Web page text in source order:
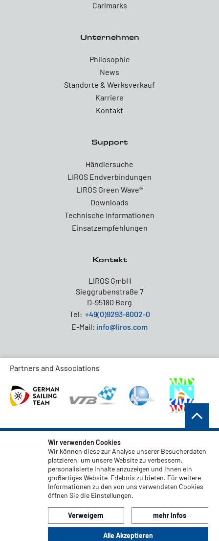
Carlmarks
Unternehmen
Philosophie
News
Standorte & Werksverkauf
Karriere
Kontakt
Support
Händlersuche
LIROS Endverbindungen
LIROS Green Wave®
Downloads
Technische Informationen
Einsatzempfehlungen
Kontakt
LIROS GmbH
Sieggrubenstraße 7
D-95180 Berg
Tel: +49(0)9293-8002-0
E-Mail: info@liros.com
Partners and Associations
AGB
Datenschutz
Haftungsauschluss
Impressum
Code of Conduct
Wir verwenden Cookies
Wir können diese zur Analyse unserer Besucherdaten
platzieren, um unsere Website zu verbessern,
personalisierte Inhalte anzuzeigen und Ihnen ein
großartiges Website-Erlebnis zu bieten. Für weitere
Informationen zu den von uns verwendeten Cookies
öffnen Sie die Einstellungen.
Verweigern
Alle Akzeptieren
mehr Infos